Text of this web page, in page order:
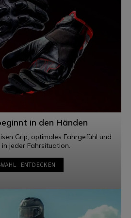
in den Händen
Grip, optimales Fahrgefühl und
in jeder Fahrsituation.
ENTDECKEN